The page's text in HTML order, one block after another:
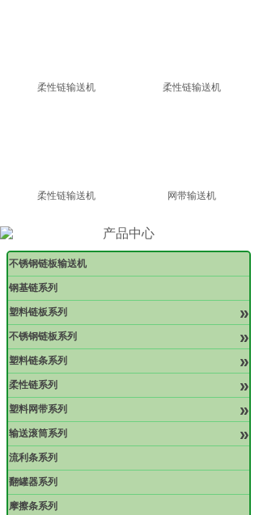
柔性链输送机 柔性链输送机
柔性链输送机 网带输送机
产品中心
不锈钢链板输送机
钢基链系列
塑料链板系列 »
不锈钢链板系列 »
塑料链条系列 »
柔性链系列 »
塑料网带系列 »
输送滚筒系列 »
流利条系列
翻罐器系列
摩擦条系列